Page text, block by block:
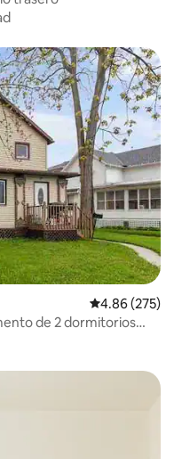
huéspedes
Calificación
4.86 (275)
de 2 dormitorios